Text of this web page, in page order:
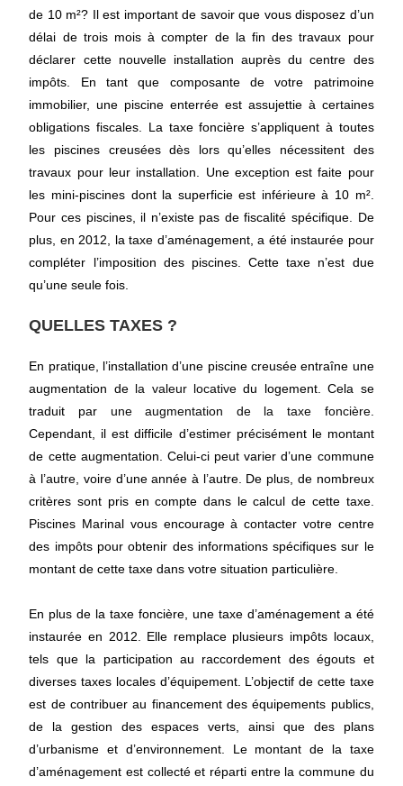
de 10 m²? Il est important de savoir que vous disposez d’un
délai de trois mois à compter de la fin des travaux pour
déclarer cette nouvelle installation auprès du centre des
impôts. En tant que composante de votre patrimoine
immobilier, une piscine enterrée est assujettie à certaines
obligations fiscales. La taxe foncière s’appliquent à toutes
les piscines creusées dès lors qu’elles nécessitent des
travaux pour leur installation. Une exception est faite pour
les mini-piscines dont la superficie est inférieure à 10 m².
Pour ces piscines, il n’existe pas de fiscalité spécifique. De
plus, en 2012, la taxe d’aménagement, a été instaurée pour
compléter l’imposition des piscines. Cette taxe n’est due
qu’une seule fois.
QUELLES TAXES ?
En pratique, l’installation d’une piscine creusée entraîne une
augmentation de la valeur locative du logement. Cela se
traduit par une augmentation de la taxe foncière.
Cependant, il est difficile d’estimer précisément le montant
de cette augmentation. Celui-ci peut varier d’une commune
à l’autre, voire d’une année à l’autre. De plus, de nombreux
critères sont pris en compte dans le calcul de cette taxe.
Piscines Marinal vous encourage à contacter votre centre
des impôts pour obtenir des informations spécifiques sur le
montant de cette taxe dans votre situation particulière.
En plus de la taxe foncière, une taxe d’aménagement a été
instaurée en 2012. Elle remplace plusieurs impôts locaux,
tels que la participation au raccordement des égouts et
diverses taxes locales d’équipement. L’objectif de cette taxe
est de contribuer au financement des équipements publics,
de la gestion des espaces verts, ainsi que des plans
d’urbanisme et d’environnement. Le montant de la taxe
d’aménagement est collecté et réparti entre la commune du